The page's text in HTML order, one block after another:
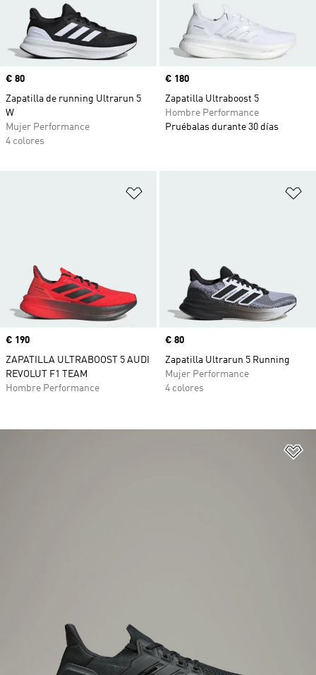
Precio
€ 80
Zapatilla de running Ultrarun 5
W
Mujer Performance
4 colores
Precio
€ 180
Zapatilla Ultraboost 5
Hombre Performance
Pruébalas durante 30 días
Precio
€ 190
ZAPATILLA ULTRABOOST 5 AUDI
REVOLUT F1 TEAM
Hombre Performance
Precio
€ 80
Zapatilla Ultrarun 5 Running
Mujer Performance
4 colores